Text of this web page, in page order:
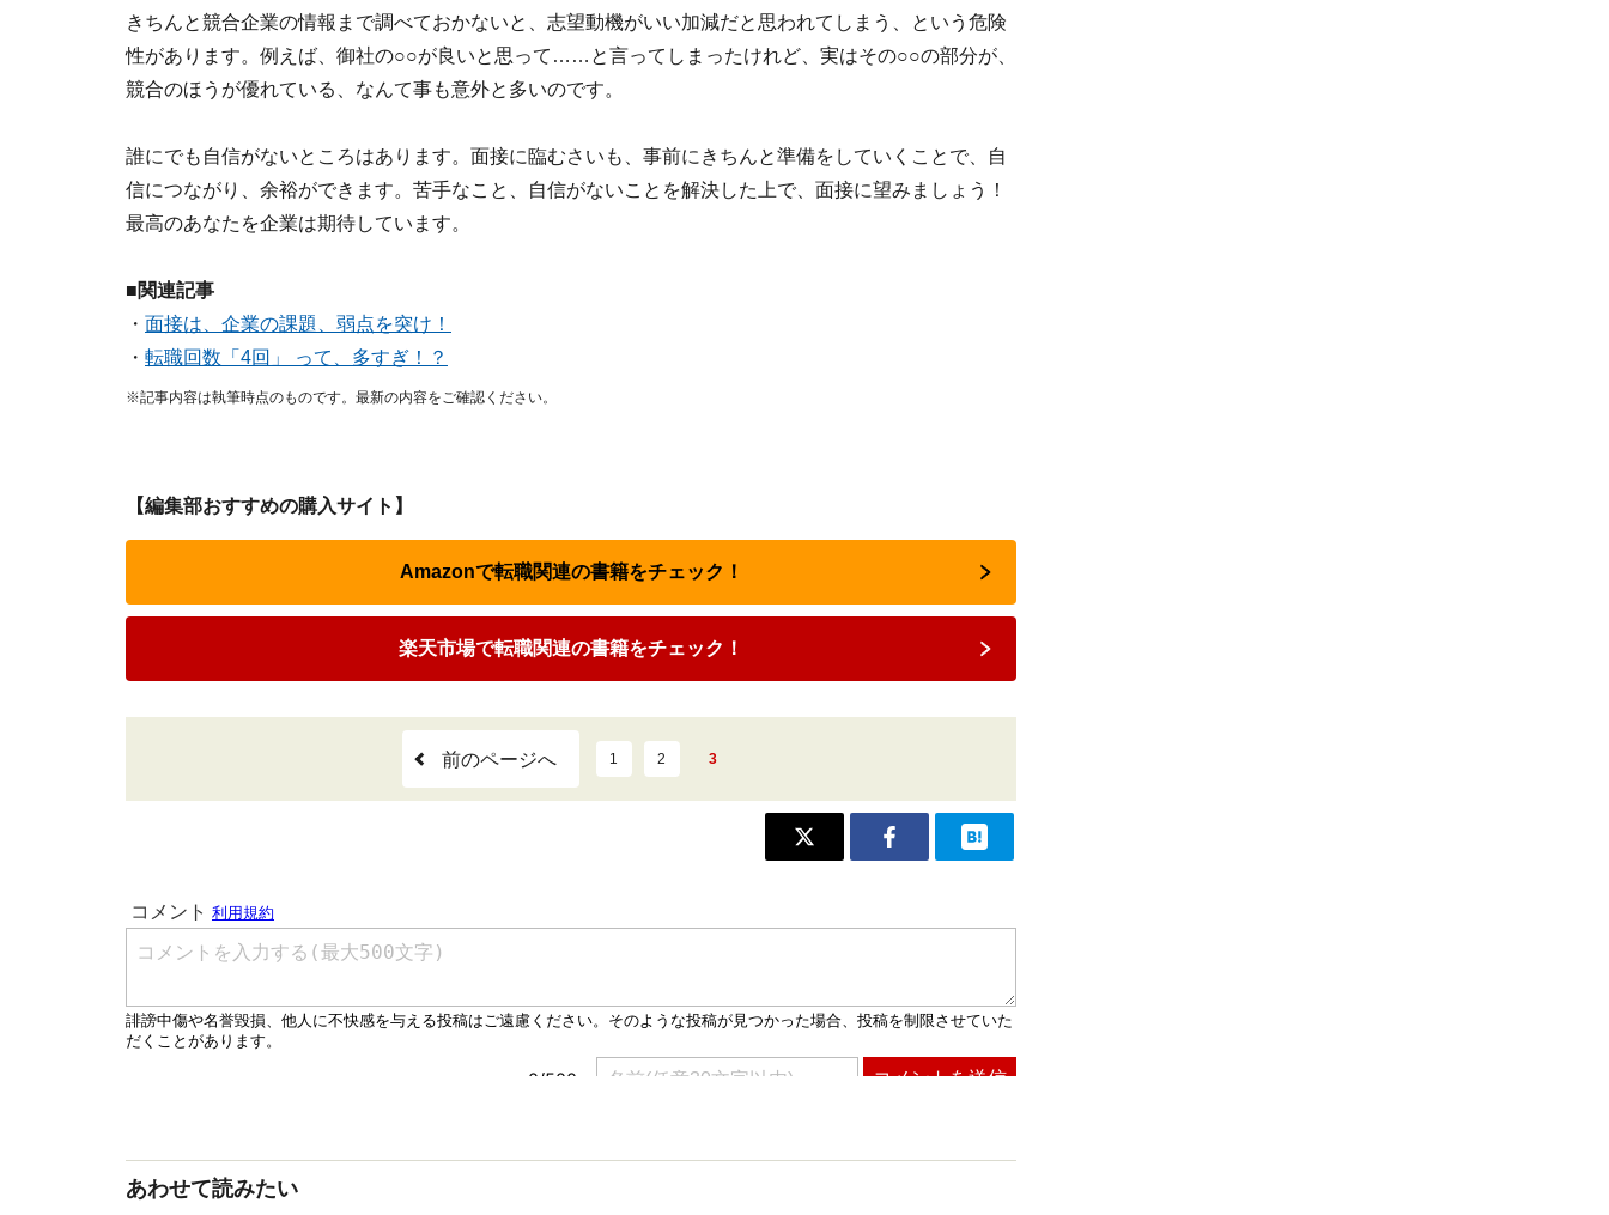
きちんと競合企業の情報まで調べておかないと、志望動機がいい加減だと思われてしまう、という危険
性があります。例えば、御社の○○が良いと思って……と言ってしまったけれど、実はその○○の部分が、
競合のほうが優れている、なんて事も意外と多いのです。
誰にでも自信がないところはあります。面接に臨むさいも、事前にきちんと準備をしていくことで、自
信につながり、余裕ができます。苦手なこと、自信がないことを解決した上で、面接に望みましょう！
最高のあなたを企業は期待しています。
■関連記事
・ 面接は、企業の課題、弱点を突け！
・ 転職回数「4回」 って、多すぎ！？
※記事内容は執筆時点のものです。最新の内容をご確認ください。
【編集部おすすめの購入サイト】
Amazonで転職関連の書籍をチェック！
楽天市場で転職関連の書籍をチェック！
前のページへ 1 2 3
あわせて読みたい